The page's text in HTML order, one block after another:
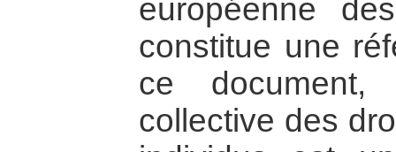
européenne
constitue une
ce document,
collective des